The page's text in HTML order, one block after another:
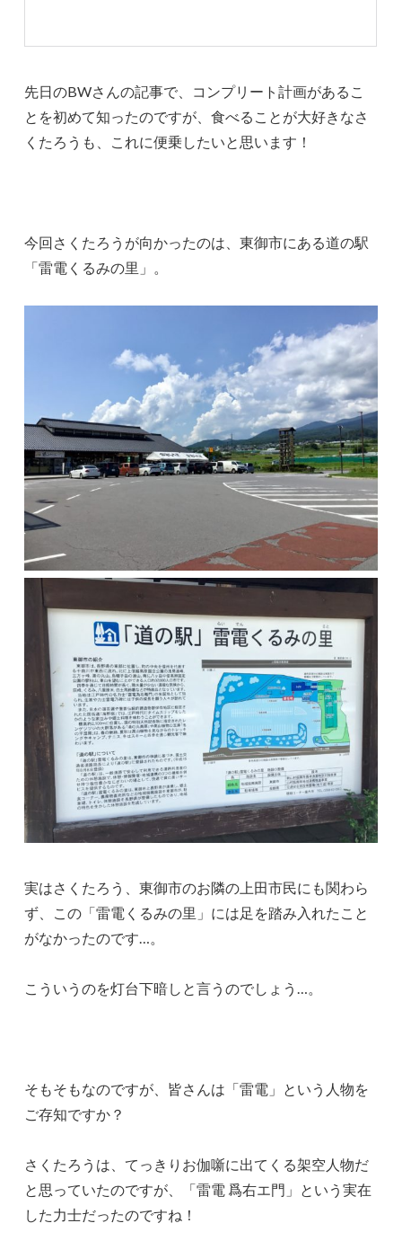
先日のBWさんの記事で、コンプリート計画があるこ
とを初めて知ったのですが、食べることが大好きなさ
くたろうも、これに便乗したいと思います！
今回さくたろうが向かったのは、東御市にある道の駅
「雷電くるみの里」。
実はさくたろう、東御市のお隣の上田市民にも関わら
ず、この「雷電くるみの里」には足を踏み入れたこと
がなかったのです…。
こういうのを灯台下暗しと言うのでしょう…。
そもそもなのですが、皆さんは「雷電」という人物を
ご存知ですか？
さくたろうは、てっきりお伽噺に出てくる架空人物だ
と思っていたのですが、「雷電 爲右エ門」という実在
した力士だったのですね！